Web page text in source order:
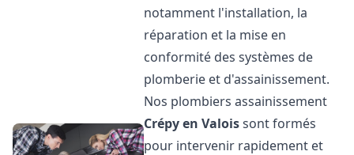
notamment l'installation, la
réparation et la mise en
conformité des systèmes de
plomberie et d'assainissement.
Nos plombiers assainissement
Crépy en Valoissont formés
pour intervenir rapidement et